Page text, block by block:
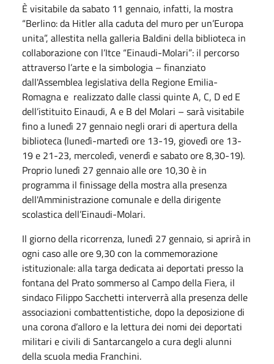
È visitabile da sabato 11 gennaio, infatti, la mostra
“Berlino: da Hitler alla caduta del muro per un’Europa
unita”, allestita nella galleria Baldini della biblioteca in
collaborazione con l’Itce “Einaudi-Molari”: il percorso
attraverso l’arte e la simbologia – finanziato
dall'Assemblea legislativa della Regione Emilia-
Romagna e realizzato dalle classi quinte A, C, D ed E
dell’istituito Einaudi, A e B del Molari – sarà visitabile
fino a lunedì 27 gennaio negli orari di apertura della
biblioteca (lunedì-martedì ore 13-19, giovedì ore 13-
19 e 21-23, mercoledì, venerdì e sabato ore 8,30-19).
Proprio lunedì 27 gennaio alle ore 10,30 è in
programma il finissage della mostra alla presenza
dell'Amministrazione comunale e della dirigente
scolastica dell’Einaudi-Molari.
Il giorno della ricorrenza, lunedì 27 gennaio, si aprirà in
ogni caso alle ore 9,30 con la commemorazione
istituzionale: alla targa dedicata ai deportati presso la
fontana del Prato sommerso al Campo della Fiera, il
sindaco Filippo Sacchetti interverrà alla presenza delle
associazioni combattentistiche, dopo la deposizione di
una corona d’alloro e la lettura dei nomi dei deportati
militari e civili di Santarcangelo a cura degli alunni
della scuola media Franchini.